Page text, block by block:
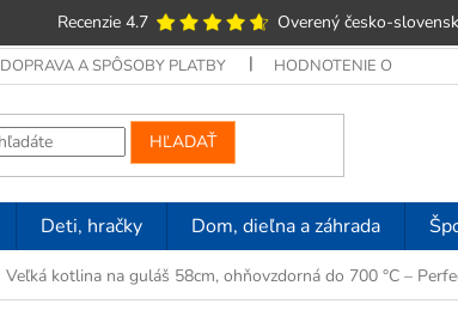
Recenzie 4.7 Overený česko-
DOPRAVA A SPÔSOBY PLATBY HODNOTENIE OBCHODU
HĽADAŤ
Deti, hračky Dom, dieľna a záhrada
Veľká kotlina na guláš 58cm, ohňovzdorná do 700 °C –